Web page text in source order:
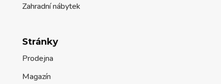
Zahradní nábytek
Stránky
Prodejna
Magazín